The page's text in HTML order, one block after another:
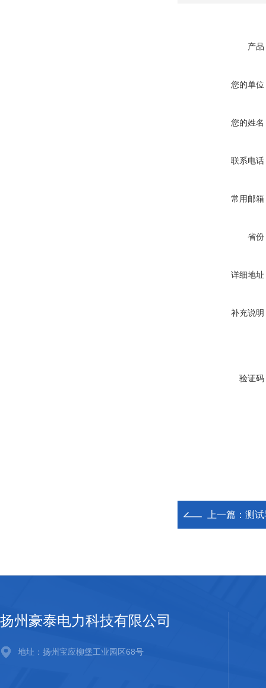
产品
您的单位
您的姓名
联系电话
常用邮箱
省份
详细地址
补充说明
验证码
上一篇： 测
扬州豪泰电力科技有限公司
地址：扬州宝应柳堡工业园区68号